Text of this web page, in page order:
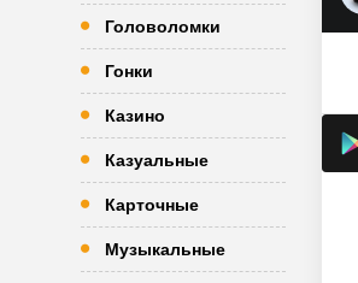
Головоломки
Гонки
Казино
Казуальные
Карточные
Музыкальные